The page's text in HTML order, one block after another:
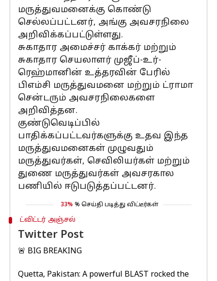
மருத்துவமனைக்கு கொண்டு
செல்லப்பட்டனர், அங்கு அவசரநிலை
அறிவிக்கப்பட்டுள்ளது.
சுகாதார அமைச்சர் காக்கர் மற்றும்
சுகாதார செயலாளர் முஜீப்-உர்-
ரெஹ்மானின் உத்தரவின் பேரில்
பிஎம்சி மருத்துவமனை மற்றும் ட்ராமா
சென்டரும் அவசரநிலைகளை
அறிவித்தன.
குண்டுவெடிப்பில்
பாதிக்கப்பட்டவர்களுக்கு உதவ இந்த
மருத்துவமனைகள் முழுவதும்
மருத்துவர்கள், செவிலியர்கள் மற்றும்
துணை மருத்துவர்கள் அவசரகால
பணியில் ஈடுபடுத்தப்பட்டனர்.
33% % செய்தி படித்து விட்டீர்கள்
ட்விட்டர் அஞ்சல்
Twitter Post
🚨 BIG BREAKING
Quetta, Pakistan: A powerful BLAST rocked the